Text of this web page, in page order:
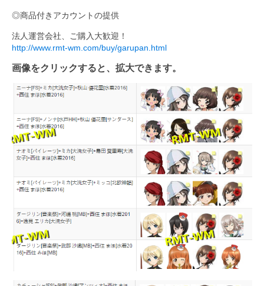
◎商品付きアカウントの提供
法人運営会社、ご購入大歓迎！
http://www.rmt-wm.com/buy/garupan.html
画像をクリックすると、拡大できます。